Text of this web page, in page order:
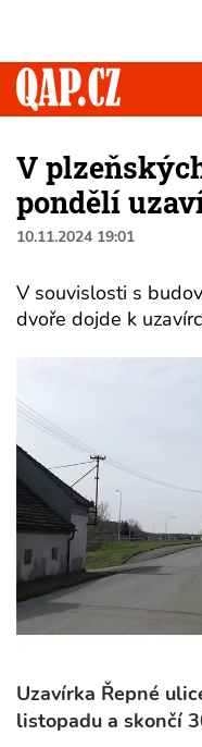
V
pondělí
10.11.2024 19:01
V souvislosti s
dvoře dojde k
Uzavírka Řepné
listopadu a skončí